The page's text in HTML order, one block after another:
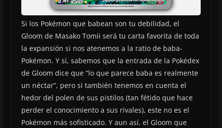
Si los Pokémon que babean son tu debilidad, el
Gloom de Masako Tomii será tu carta favorita de toda
la expansión si nos atenemos a la ratio de baba-
Pokémon. Y sí, sabemos que la entrada de la Pokédex
de Gloom dice que “lo que parece baba es realmente
un néctar”, pero si también tenemos en cuenta el
hedor del polen de sus pistilos (tan fétido que hace
perder el conocimiento a sus rivales), este no es el
Pokémon más sofisticado. Y aun así, el Gloom que